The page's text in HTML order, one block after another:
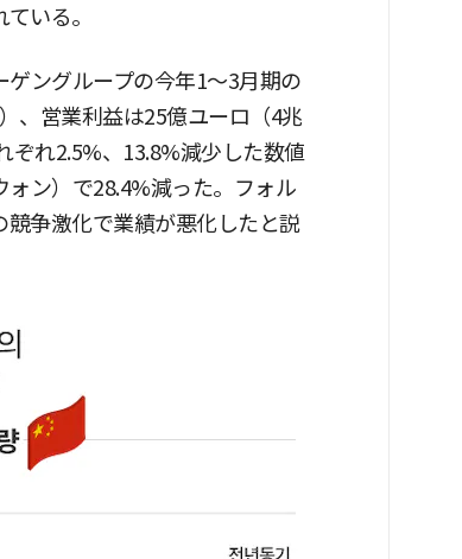
いる。
ングループの今年1〜3月期の
、営業利益は25億ユーロ（4兆
ぞれ2.5%、13.8%減少した数値
ン）で28.4%減った。フォル
争激化で業績が悪化したと説